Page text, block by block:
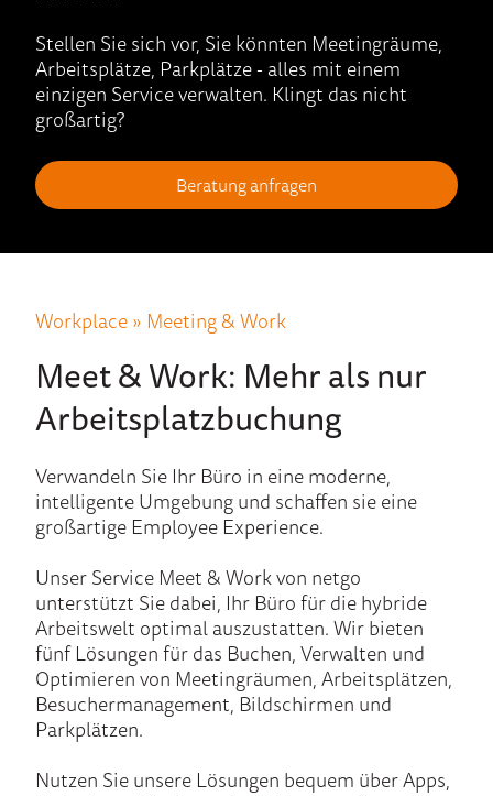
Stellen Sie sich vor, Sie könnten Meetingräume,
Arbeitsplätze, Parkplätze - alles mit einem
einzigen Service verwalten. Klingt das nicht
großartig?
Beratung anfragen
Workplace » Meeting & Work
Meet & Work: Mehr als nur
Arbeitsplatzbuchung
Verwandeln Sie Ihr Büro in eine moderne,
intelligente Umgebung und schaffen sie eine
großartige Employee Experience.
Unser Service Meet & Work von netgo
unterstützt Sie dabei, Ihr Büro für die hybride
Arbeitswelt optimal auszustatten. Wir bieten
fünf Lösungen für das Buchen, Verwalten und
Optimieren von Meetingräumen, Arbeitsplätzen,
Besuchermanagement, Bildschirmen und
Parkplätzen.
Nutzen Sie unsere Lösungen bequem über Apps,